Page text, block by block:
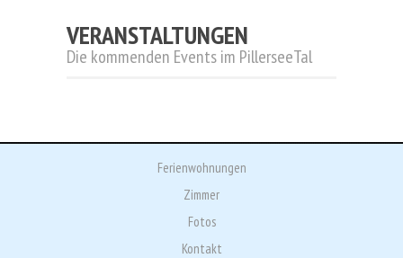
VERANSTALTUNGEN
Die kommenden Events im PillerseeTal
Ferienwohnungen
Zimmer
Fotos
Kontakt